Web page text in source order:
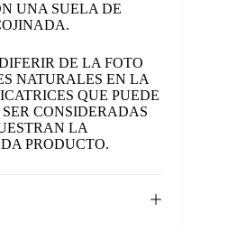
UNA SUELA DE
DE LA FOTO
NATURALES EN LA
QUE PUEDE
CONSIDERADAS
LA
PRODUCTO.